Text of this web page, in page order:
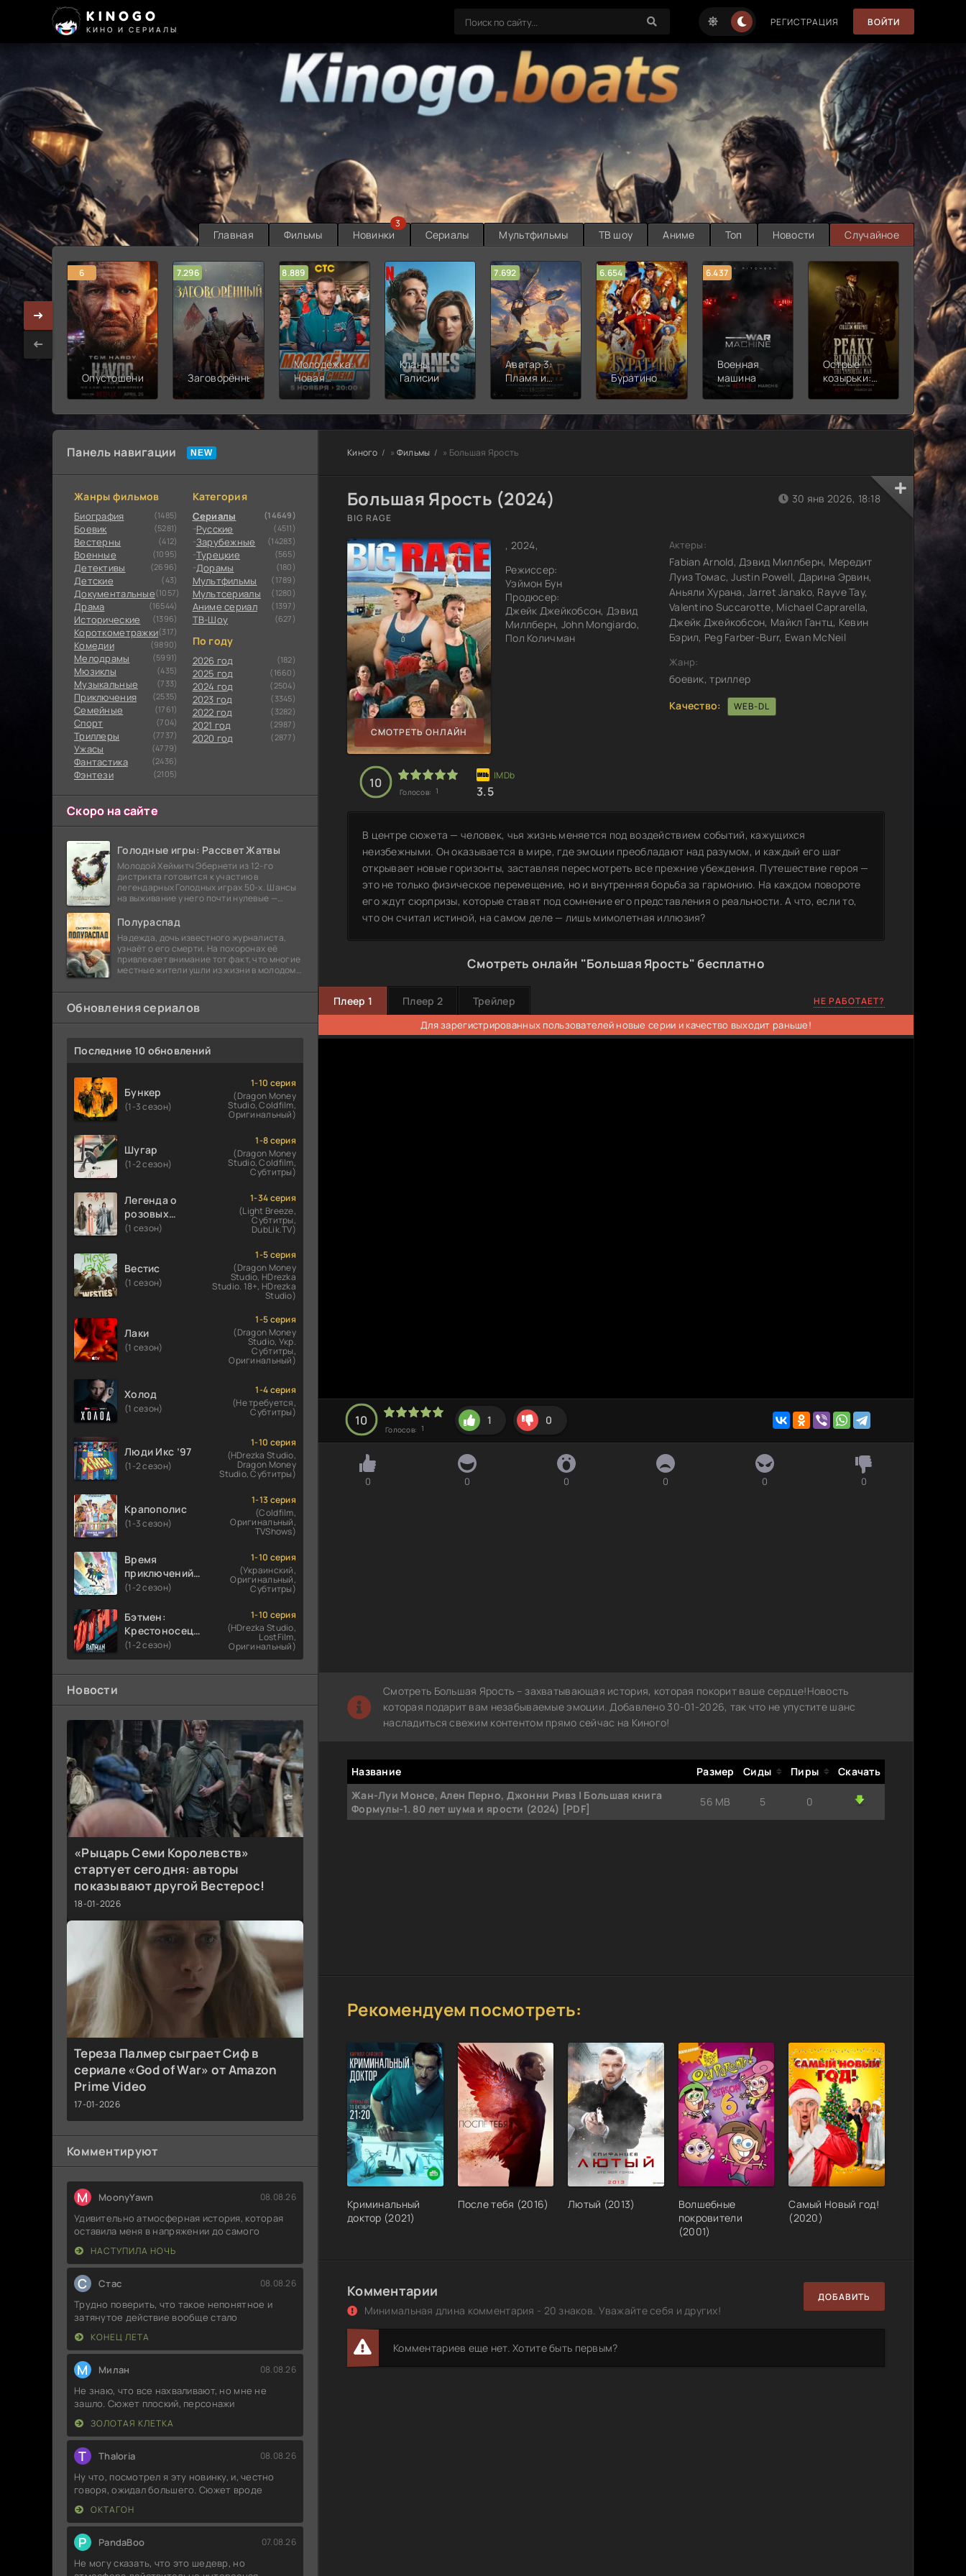
KINOGO
КИНО И СЕРИАЛЫ
РЕГИСТРАЦИЯ ВОЙТИ
Главная Фильмы Новинки
3
Сериалы Мультфильмы ТВ шоу Аниме Топ Новости Случайное
6
Опустошение
7.296
Заговорённый
8.889
Молодёжка:
Новая
смена
Кланы
Галисии
7.692
Аватар 3:
Пламя и
пепел
6.654
Буратино
6.437
Военная
машина
Острые
козырьки:
Бессмертный
7.187
2
Панель навигации
Жанры фильмов
Биография (1485)
Боевик (5281)
Вестерны (412)
Военные (1095)
Детективы (2696)
Детские (43)
Документальные(1057)
Драма (16544)
Исторические (1396)
Короткометражки(317)
Комедии (9890)
Мелодрамы (5991)
Мюзиклы (435)
Музыкальные (733)
Приключения (2535)
Семейные (1761)
Cпорт (704)
Триллеры (7737)
Ужасы (4779)
Фантастика (2436)
Фэнтези (2105)
Категория
Сериалы (14649)
Русские (4511)
Зарубежные (14283)
Турецкие (565)
Дорамы (180)
Мультфильмы (1789)
Мультсериалы (1280)
Аниме сериал (1397)
ТВ-Шоу (627)
По году
2026 год (182)
2025 год (1660)
2024 год (2504)
2023 год (3345)
2022 год (3282)
2021 год (2987)
2020 год (2877)
Скоро на сайте
Голодные игры: Рассвет Жатвы
Молодой Хеймитч Эбернети из 12-го
дистрикта готовится к участию в
легендарных Голодных играх 50-х. Шансы
на выживание у него почти нулевые —
победу еще сорок
Полураспад
Надежда, дочь известного журналиста,
узнаёт о его смерти. На похоронах её
привлекает внимание тот факт, что многие
местные жители ушли из жизни в молодом
бомбы
Обновления сериалов
Последние 10 обновлений
Бункер
(1-3 сезон)
1-10 серия
(Dragon Money
Studio, Coldfilm,
Оригинальный)
Шугар
(1-2 сезон)
1-8 серия
(Dragon Money
Studio, Coldfilm,
Субтитры)
Легенда о
розовых
облаках
(1 сезон)
1-34 серия
(Light Breeze,
Субтитры,
DubLik.TV)
Вестис
(1 сезон)
1-5 серия
(Dragon Money
Studio, HDrezka
Studio. 18+, HDrezka
Studio)
Лаки
(1 сезон)
1-5 серия
(Dragon Money
Studio, Укр.
Субтитры,
Оригинальный)
Холод
(1 сезон)
1-4 серия
(Не требуется,
Субтитры)
Люди Икс ’97
(1-2 сезон)
1-10 серия
(HDrezka Studio,
Dragon Money
Studio, Субтитры)
Крапополис
(1-3 сезон)
1-13 серия
(Coldfilm,
Оригинальный,
TVShows)
Время
приключений:
Фионна и Кейк
(1-2 сезон)
1-10 серия
(Украинский,
Оригинальный,
Субтитры)
Бэтмен:
Крестоносец в
плаще
(1-2 сезон)
1-10 серия
(HDrezka Studio,
LostFilm,
Оригинальный)
Новости
«Рыцарь Семи Королевств»
стартует сегодня: авторы
показывают другой Вестерос!
18-01-2026
Тереза Палмер сыграет Сиф в
сериале «God of War» от Amazon
Prime Video
17-01-2026
Комментируют
M MoonyYawn 08.08.26
Удивительно атмосферная история, которая
оставила меня в напряжении до самого
НАСТУПИЛА НОЧЬ
С Стас 08.08.26
Трудно поверить, что такое непонятное и
затянутое действие вообще стало
КОНЕЦ ЛЕТА
М Милан 08.08.26
Не знаю, что все нахваливают, но мне не
зашло. Сюжет плоский, персонажи
ЗОЛОТАЯ КЛЕТКА
T Thaloria 08.08.26
Ну что, посмотрел я эту новинку, и, честно
говоря, ожидал большего. Сюжет вроде
ОКТАГОН
P PandaBoo 07.08.26
Не могу сказать, что это шедевр, но
Киного » Фильмы » Большая Ярость
Большая Ярость (2024)
BIG RAGE
СМОТРЕТЬ ОНЛАЙН
, 2024,
Режиссер:
Уэймон Бун
Продюсер:
Джейк Джейкобсон, Дэвид
Миллберн, John Mongiardo,
Пол Количман
30 янв 2026, 18:18
Актеры:
Fabian Arnold, Дэвид Миллберн, Мередит
Луиз Томас, Justin Powell, Дарина Эрвин,
Аньяли Хурана, Jarret Janako, Rayve Tay,
Valentino Succarotte, Michael Caprarella,
Джейк Джейкобсон, Майкл Гантц, Кевин
Бэрил, Peg Farber-Burr, Ewan McNeil
Жанр:
боевик, триллер
Качество:
WEB-DL
10
Голосов: 1 3.5
В центре сюжета — человек, чья жизнь меняется под воздействием событий, кажущихся
неизбежными. Он оказывается в мире, где эмоции преобладают над разумом, и каждый его шаг
открывает новые горизонты, заставляя пересмотреть все прежние убеждения. Путешествие героя —
это не только физическое перемещение, но и внутренняя борьба за гармонию. На каждом повороте
его ждут сюрпризы, которые ставят под сомнение его представления о реальности. А что, если то,
что он считал истиной, на самом деле — лишь мимолетная иллюзия?
Смотреть онлайн "Большая Ярость" бесплатно
Плеер 1 Плеер 2 Трейлер НЕ РАБОТАЕТ?
Для зарегистрированных пользователей новые серии и качество выходит раньше!
10
Голосов: 1
1 0
0 0 0 0 0 0
Смотреть Большая Ярость – захватывающая история, которая покорит ваше сердце!Новость
которая подарит вам незабываемые эмоции. Добавлено 30-01-2026, так что не упустите шанс
насладиться свежим контентом прямо сейчас на Киного!
Название Размер Сиды Пиры
Скачать
Жан-Луи Монсе, Ален Перно, Джонни Ривз | Большая книга
Формулы-1. 80 лет шума и ярости (2024) [PDF]
56 MB 5 0
Рекомендуем посмотреть:
Криминальный
доктор (2021)
После тебя (2016) Лютый (2013)
Волшебные
покровители
(2001)
Самый Новый год!
(2020)
Комментарии
Минимальная длина комментария - 20 знаков. Уважайте себя и других!
ДОБАВИТЬ
Комментариев еще нет. Хотите быть первым?